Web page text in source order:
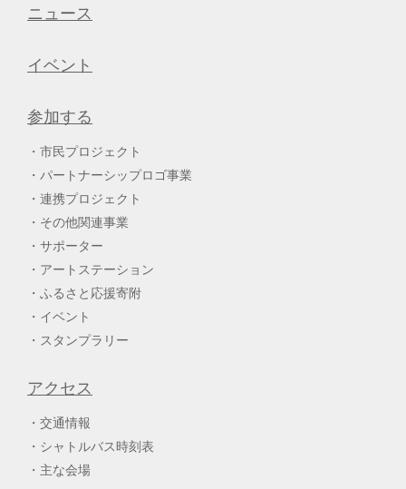
ニュース
イベント
参加する
市民プロジェクト
パートナーシップロゴ事業
連携プロジェクト
その他関連事業
サポーター
アートステーション
ふるさと応援寄附
イベント
スタンプラリー
アクセス
交通情報
シャトルバス時刻表
主な会場